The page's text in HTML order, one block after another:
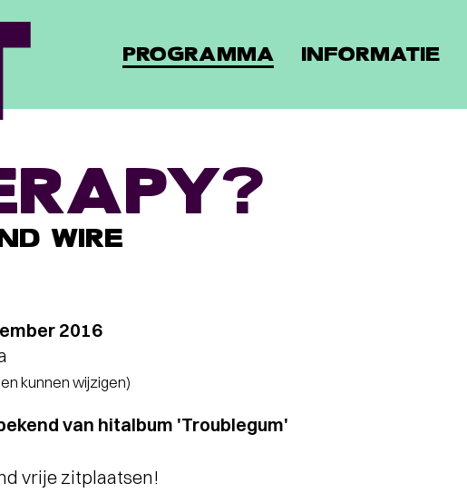
PROGRAMMA INFORMATIE
WIRE
2016
kunnen wijzigen)
van hitalbum 'Troublegum'
vrije zitplaatsen!